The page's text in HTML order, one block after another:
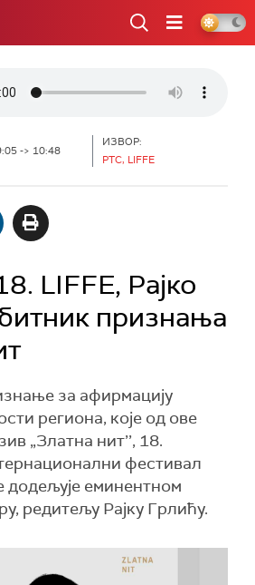
-> 10:48
ИЗВОР:
РТС, LIFFE
LIFFE, Рајко
признања
за афирмацију
региона, које од ове
„Златна нит’’, 18.
фестивал
додељује еминентном
редитељу Рајку Грлићу.